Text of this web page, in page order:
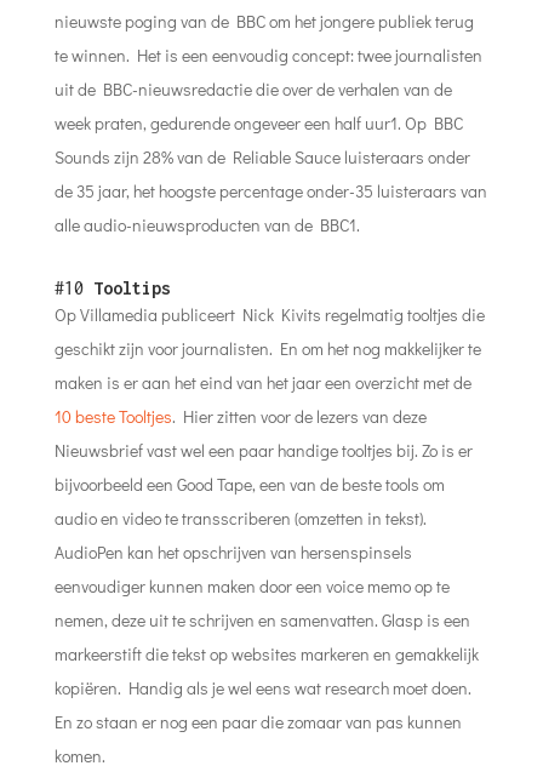
nieuwste poging van de BBC om het jongere publiek terug
te winnen. Het is een eenvoudig concept: twee journalisten
uit de BBC-nieuwsredactie die over de verhalen van de
week praten, gedurende ongeveer een half uur1. Op BBC
Sounds zijn 28% van de Reliable Sauce luisteraars onder
de 35 jaar, het hoogste percentage onder-35 luisteraars van
alle audio-nieuwsproducten van de BBC1.
#10 Tooltips
Op Villamedia publiceert Nick Kivits regelmatig tooltjes die
geschikt zijn voor journalisten. En om het nog makkelijker te
maken is er aan het eind van het jaar een overzicht met de
10 beste Tooltjes. Hier zitten voor de lezers van deze
Nieuwsbrief vast wel een paar handige tooltjes bij. Zo is er
bijvoorbeeld een Good Tape, een van de beste tools om
audio en video te transscriberen (omzetten in tekst).
AudioPen kan het opschrijven van hersenspinsels
eenvoudiger kunnen maken door een voice memo op te
nemen, deze uit te schrijven en samenvatten. Glasp is een
markeerstift die tekst op websites markeren en gemakkelijk
kopiëren. Handig als je wel eens wat research moet doen.
En zo staan er nog een paar die zomaar van pas kunnen
komen.